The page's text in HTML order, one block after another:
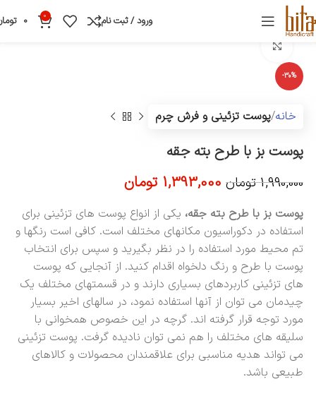
ورود / ثبت نام 0
0
-30%
خانه پوست تزئینی و فرش چرم
پوست بز با طرح بته جقه
1,990,000 تومان 1,393,000 تومان
پوست بز با طرح بته جقه، یکی از انواع پوست های تزئینی برای
استفاده در دکوراسیون مکانهای مختلف است. کافی است رنگها و
تم محیط مورد استفاده را در نظر بگیرید و سپس برای انتخاب
پوست با طرح و رنگ دلخواه اقدام کنید. از آنجایی که پوست
های تزئینی کاربردهای بسیاری دارند و در قسمتهای مختلف یک
چیدمان می توان از آنها استفاده نمود، در سالهای اخیر بسیار
مورد توجه قرار گرفته اند. گرچه در این خصوص همخوانی با
سلیقه های مختلف را هم نمی توان نادیده گرفت. پوست تزئینی
می تواند هدیه مناسبی برای علاقمندان محصولات و کالاهای
طبیعی باشد.